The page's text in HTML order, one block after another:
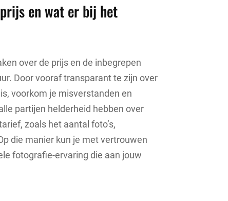
en wat er bij het
over de prijs en de inbegrepen
Door vooraf transparant te zijn over
voorkom je misverstanden en
partijen helderheid hebben over
zoals het aantal foto’s,
die manier kun je met vertrouwen
fotografie-ervaring die aan jouw